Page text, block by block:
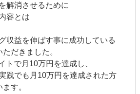
解消させるために
容とは
収益を伸ばす事に成功している
だきました。
トで月10万円を達成し、
践でも月10万円を達成された方
す。